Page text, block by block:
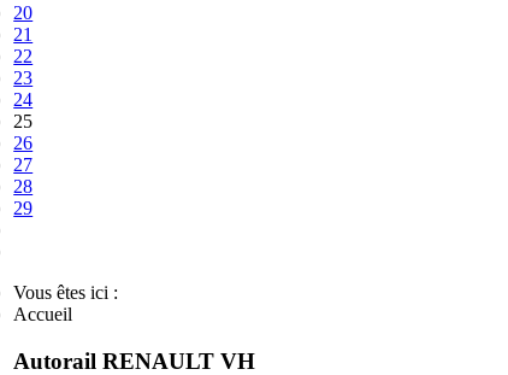
20
21
22
23
24
25
26
27
28
29
Vous êtes ici :
Accueil
Autorail RENAULT VH